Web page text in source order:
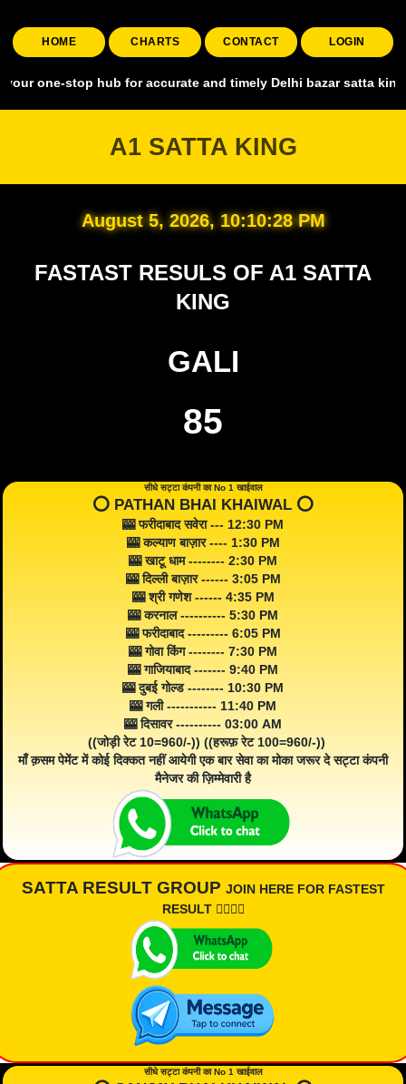
HOME CHARTS CONTACT LOGIN
hub for accurate and timely Delhi bazar satta king,
A1 SATTA KING
August 5, 2026, 10:10:29 PM
FASTAST RESULS OF A1 SATTA
KING
GALI
85
सीधे सट्टा कंपनी का No 1 खाईवाल
⭕️ PATHAN BHAI KHAIWAL ⭕️
🎰 फरीदाबाद सवेरा --- 12:30 PM
🎰 कल्याण बाज़ार ---- 1:30 PM
🎰 खाटू धाम -------- 2:30 PM
🎰 दिल्ली बाज़ार ------ 3:05 PM
🎰 श्री गणेश ------ 4:35 PM
🎰 करनाल ---------- 5:30 PM
🎰 फरीदाबाद --------- 6:05 PM
🎰 गोवा किंग -------- 7:30 PM
🎰 गाजियाबाद ------- 9:40 PM
🎰 दुबई गोल्ड -------- 10:30 PM
🎰 गली ----------- 11:40 PM
🎰 दिसावर ---------- 03:00 AM
((जोड़ी रेट 10=960/-)) ((हरूफ़ रेट 100=960/-))
माँ क़सम पेमेंट में कोई दिक्कत नहीं आयेगी एक बार सेवा का मोका जरूर दे सट्टा कंपनी
मैनेजर की ज़िम्मेवारी है
SATTA RESULT GROUP JOIN HERE FOR FASTEST
RESULT 👇🏾👇🏾
सीधे सट्टा कंपनी का No 1 खाईवाल